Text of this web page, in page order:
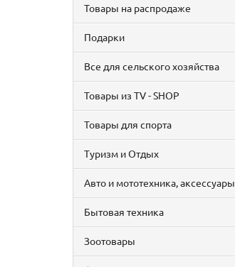
Товары на распродаже
Подарки
Все для сельского хозяйства
Товары из TV - SHOP
Товары для спорта
Туризм и Отдых
Авто и мототехника, аксессуары
Бытовая техника
Зоотовары